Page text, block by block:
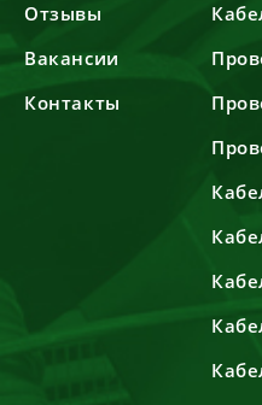
Отзывы
Вакансии
Контакты